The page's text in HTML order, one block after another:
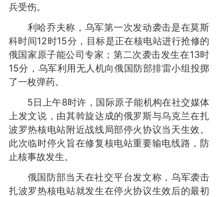
兵受伤。
利哈乔夫称，乌军第一次发动袭击是在莫斯
科时间12时15分，目标是正在核电站进行抢修的
俄国家原子能公司专家；第二次袭击发生在13时
15分，乌军利用无人机向俄国防部排雷小组投掷
了一枚弹药。
5日上午8时许，国际原子能机构在社交媒体
上发文说，由其斡旋达成的俄罗斯与乌克兰在扎
波罗热核电站附近战线局部停火协议当天生效。
此次临时停火旨在修复核电站重要输电线路，防
止核事故发生。
俄国防部当天在社交平台发文称，乌军袭击
扎波罗热核电站就发生在停火协议生效后的最初